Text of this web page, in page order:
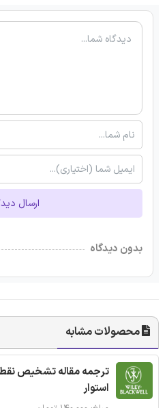
ارسال
بدون دیدگاه
محصولات مشابه
ترجمه مقاله تشخیص
استوار